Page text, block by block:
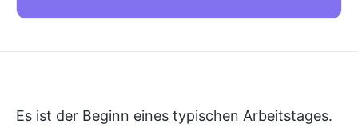
Es ist der Beginn eines typischen Arbeitstages.